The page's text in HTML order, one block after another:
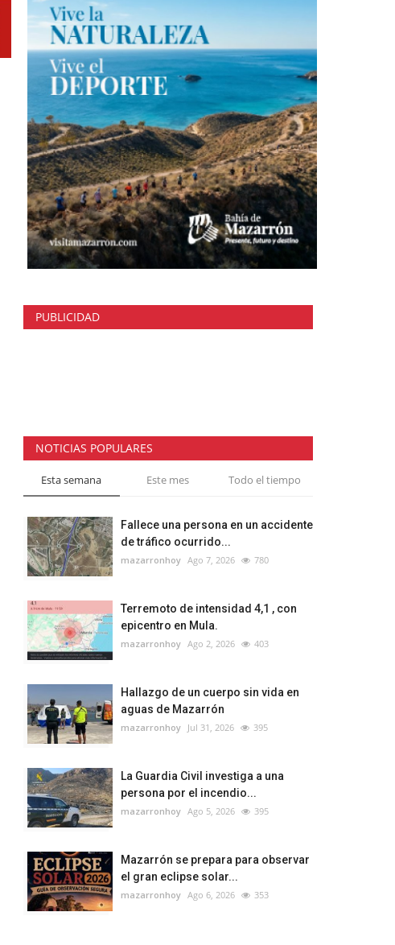
PUBLICIDAD
NOTICIAS POPULARES
Esta semana Este mes Todo el tiempo
Fallece una persona en un accidente
de tráfico ocurrido...
mazarronhoy Ago 7, 2026 780
Terremoto de intensidad 4,1 , con
epicentro en Mula.
mazarronhoy Ago 2, 2026 403
Hallazgo de un cuerpo sin vida en
aguas de Mazarrón
mazarronhoy Jul 31, 2026 395
La Guardia Civil investiga a una
persona por el incendio...
mazarronhoy Ago 5, 2026 395
Mazarrón se prepara para observar
el gran eclipse solar...
mazarronhoy Ago 6, 2026 353